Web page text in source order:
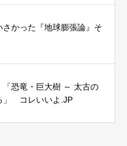
さかった『地球膨張論』そ
「恐竜・巨大樹 ～ 太古の
」 コレいいよ.JP